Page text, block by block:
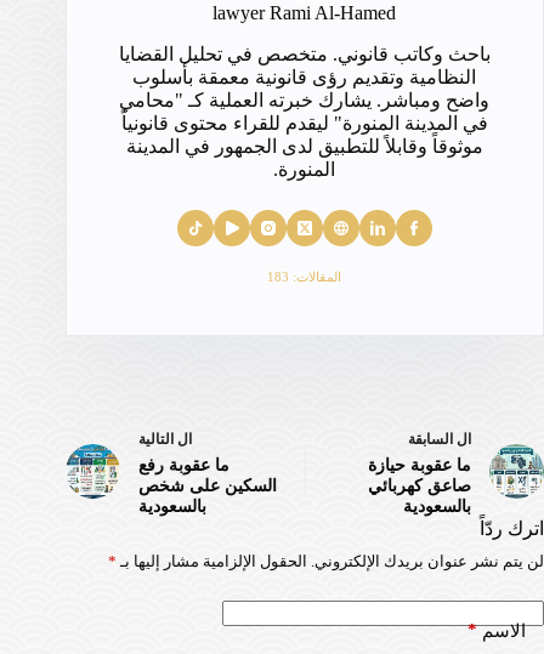
lawyer Rami Al-Hamed
باحث وكاتب قانوني. متخصص في تحليل القضايا
النظامية وتقديم رؤى قانونية معمقة بأسلوب
واضح ومباشر. يشارك خبرته العملية كـ "محامي
في المدينة المنورة" ليقدم للقراء محتوى قانونياً
موثوقاً وقابلاً للتطبيق لدى الجمهور في المدينة
المنورة.
المقالات: 183
ال السابقة
ما عقوبة حيازة
صاعق كهربائي
بالسعودية
ال التالية
ما عقوبة رفع
السكين على شخص
بالسعودية
اترك ردّاً
لن يتم نشر عنوان بريدك الإلكتروني. الحقول الإلزامية مشار إليها بـ *
الاسم*